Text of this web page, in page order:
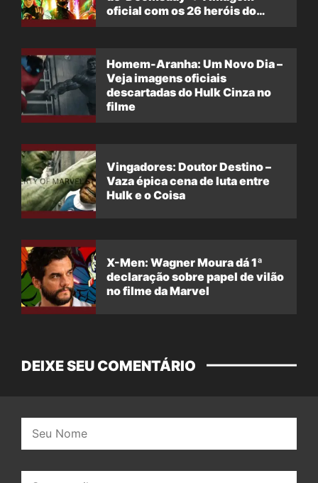
oficial com os 26 heróis do
Homem-Aranha: Um Novo Dia –
Veja imagens oficiais
descartadas do Hulk Cinza no
filme
Vingadores: Doutor Destino –
Vaza épica cena de luta entre
Hulk e o Coisa
X-Men: Wagner Moura dá 1ª
declaração sobre papel de vilão
no filme da Marvel
DEIXE SEU COMENTÁRIO